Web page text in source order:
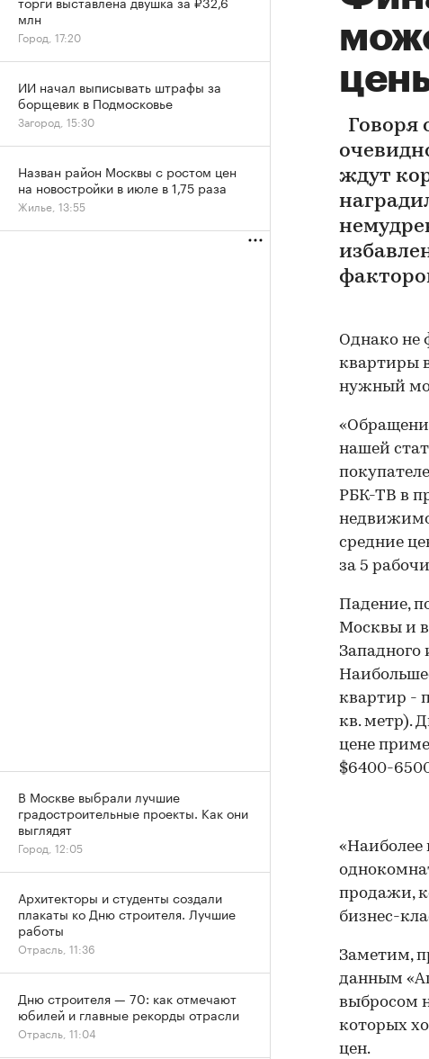
Говоря
ждут
Однако не
квартиры
нужный
нашей
РБК-ТВ в
средние
за 5
Падение,
Москвы и
Западного
квартир -
кв. метр).
цене
$6400-
«Наиболее
продажи,
бизнес-
Заметим,
данным
выбросом
которых
цен.
млн
Город, 17:20
ИИ начал выписывать штрафы за
борщевик в Подмосковье
Загород, 15:30
Назван район Москвы с ростом цен
на новостройки в июле в 1,75 раза
Жилье, 13:55
В Москве выбрали лучшие
градостроительные проекты. Как они
выглядят
Город, 12:05
Архитекторы и студенты создали
плакаты ко Дню строителя. Лучшие
работы
Отрасль, 11:36
Дню строителя — 70: как отмечают
юбилей и главные рекорды отрасли
Отрасль, 11:04